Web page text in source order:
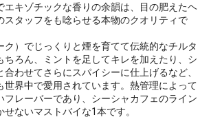
エキゾチックな香りの余韻は、目の肥えたヘ
スタッフをも唸らせる本物のクオリティで
ク）でじっくりと煙を育てて伝統的なチルタ
ちろん、ミントを足してキレを加えたり、シ
わせてさらにスパイシーに仕上げるなど、
世界中で愛用されています。熱管理によって
フレーバーであり、シーシャカフェのライン
ないマストバイな1本です。